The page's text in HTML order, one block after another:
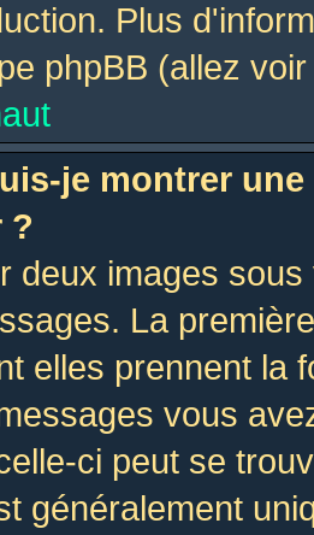
Plus
phpBB (allez
je montrer
?
deux images
La
elles prennent la
vous
ci peut se
généralement